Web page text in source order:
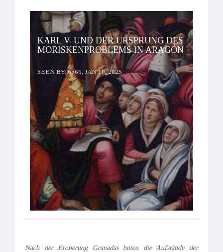
KARL V. UND DER URSPRUNG DES
MORISKENPROBLEMS IN ARAGÓN
SEEN BY: 6366, JAN 10, 2025
Nach der Eroberung Granadas boten die Aufstände der